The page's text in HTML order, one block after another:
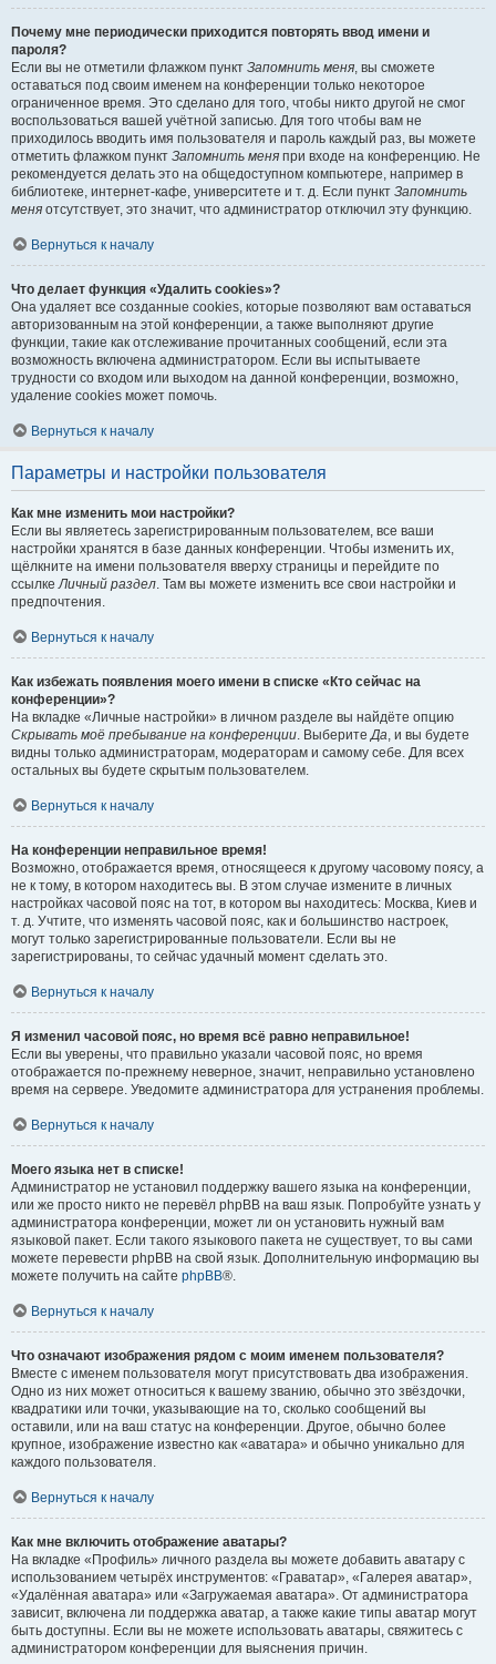
Почему мне периодически приходится повторять ввод имени и
пароля?
Если вы не отметили флажком пункт Запомнить меня, вы сможете
оставаться под своим именем на конференции только некоторое
ограниченное время. Это сделано для того, чтобы никто другой не смог
воспользоваться вашей учётной записью. Для того чтобы вам не
приходилось вводить имя пользователя и пароль каждый раз, вы можете
отметить флажком пункт Запомнить меня при входе на конференцию. Не
рекомендуется делать это на общедоступном компьютере, например в
библиотеке, интернет-кафе, университете и т. д. Если пункт Запомнить
меня отсутствует, это значит, что администратор отключил эту функцию.
Вернуться к началу
Что делает функция «Удалить cookies»?
Она удаляет все созданные cookies, которые позволяют вам оставаться
авторизованным на этой конференции, а также выполняют другие
функции, такие как отслеживание прочитанных сообщений, если эта
возможность включена администратором. Если вы испытываете
трудности со входом или выходом на данной конференции, возможно,
удаление cookies может помочь.
Вернуться к началу
Параметры и настройки пользователя
Как мне изменить мои настройки?
Если вы являетесь зарегистрированным пользователем, все ваши
настройки хранятся в базе данных конференции. Чтобы изменить их,
щёлкните на имени пользователя вверху страницы и перейдите по
ссылкеЛичный раздел. Там вы можете изменить все свои настройки и
предпочтения.
Вернуться к началу
Как избежать появления моего имени в списке «Кто сейчас на
конференции»?
На вкладке «Личные настройки» в личном разделе вы найдёте опцию
Скрывать моё пребывание на конференции. ВыберитеДа, и вы будете
видны только администраторам, модераторам и самому себе. Для всех
остальных вы будете скрытым пользователем.
Вернуться к началу
На конференции неправильное время!
Возможно, отображается время, относящееся к другому часовому поясу, а
не к тому, в котором находитесь вы. В этом случае измените в личных
настройках часовой пояс на тот, в котором вы находитесь: Москва, Киев и
т. д. Учтите, что изменять часовой пояс, как и большинство настроек,
могут только зарегистрированные пользователи. Если вы не
зарегистрированы, то сейчас удачный момент сделать это.
Вернуться к началу
Я изменил часовой пояс, но время всё равно неправильное!
Если вы уверены, что правильно указали часовой пояс, но время
отображается по-прежнему неверное, значит, неправильно установлено
время на сервере. Уведомите администратора для устранения проблемы.
Вернуться к началу
Моего языка нет в списке!
Администратор не установил поддержку вашего языка на конференции,
или же просто никто не перевёл phpBB на ваш язык. Попробуйте узнать у
администратора конференции, может ли он установить нужный вам
языковой пакет. Если такого языкового пакета не существует, то вы сами
можете перевести phpBB на свой язык. Дополнительную информацию вы
можете получить на сайте phpBB®.
Вернуться к началу
Что означают изображения рядом с моим именем пользователя?
Вместе с именем пользователя могут присутствовать два изображения.
Одно из них может относиться к вашему званию, обычно это звёздочки,
квадратики или точки, указывающие на то, сколько сообщений вы
оставили, или на ваш статус на конференции. Другое, обычно более
крупное, изображение известно как «аватара» и обычно уникально для
каждого пользователя.
Вернуться к началу
Как мне включить отображение аватары?
На вкладке «Профиль» личного раздела вы можете добавить аватару с
использованием четырёх инструментов: «Граватар», «Галерея аватар»,
«Удалённая аватара» или «Загружаемая аватара». От администратора
зависит, включена ли поддержка аватар, а также какие типы аватар могут
быть доступны. Если вы не можете использовать аватары, свяжитесь с
администратором конференции для выяснения причин.